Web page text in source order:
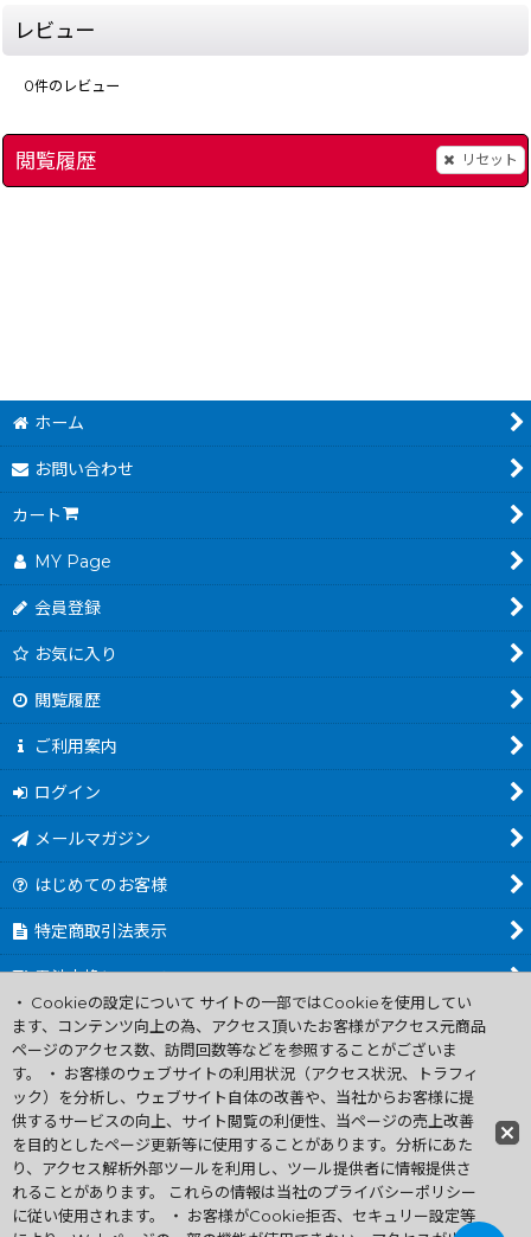
レビュー
0件のレビュー
閲覧履歴 リセット
ホーム
お問い合わせ
カート
MY Page
会員登録
お気に入り
閲覧履歴
ご利用案内
ログイン
メールマガジン
はじめてのお客様
特定商取引法表示
電池交換について
商品カテゴリ一覧
Worldwide Shipping Guide
ファミコン買取通販 中古 ディスクシステム 販売 ニンテンドウ64・
ゲーム買取 .電池交換
Copyright (C) 2007 ファミコン お宝王 All Rights
Reserved.
・ Cookieの設定について サイトの一部ではCookieを使用してい
ます、コンテンツ向上の為、アクセス頂いたお客様がアクセス元商品
ページのアクセス数、訪問回数等などを参照することがございま
す。 ・ お客様のウェブサイトの利用状況（アクセス状況、トラフィ
ック）を分析し、ウェブサイト自体の改善や、当社からお客様に提
供するサービスの向上、サイト閲覧の利便性、当ページの売上改善
を目的としたページ更新等に使用することがあります。分析にあた
り、アクセス解析外部ツールを利用し、ツール提供者に情報提供さ
れることがあります。 これらの情報は当社のプライバシーポリシー
に従い使用されます。 ・ お客様がCookie拒否、セキュリー設定等